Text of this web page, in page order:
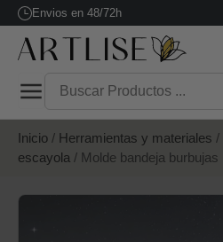
Envios en 48/72h
Inicio / Herramientas y materiales /
escayola / Molde bandeja burbujas